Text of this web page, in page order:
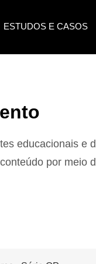
ESTUDOS E CASOS
educacionais e
por meio